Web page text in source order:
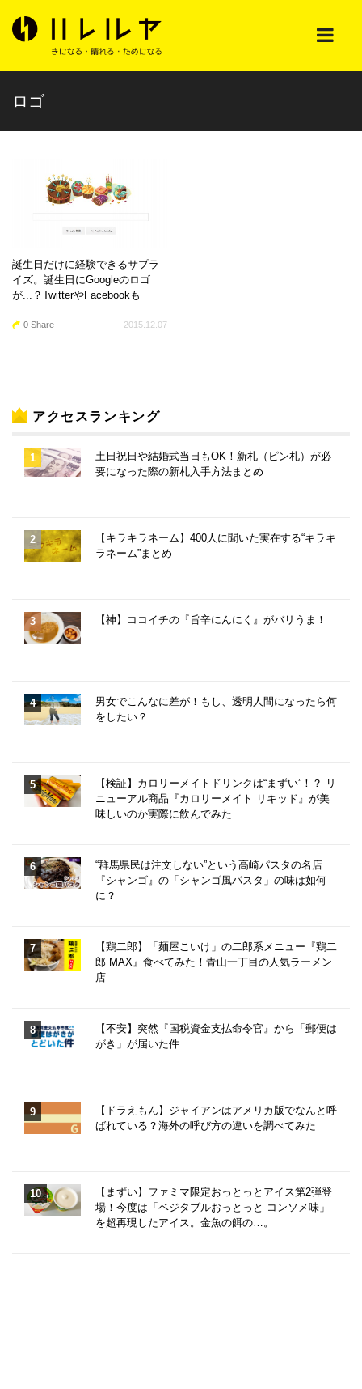
ロゴ
誕生日だけに経験できるサプラ
イズ。誕生日にGoogleのロゴ
が...？TwitterやFacebookも
0 Share 2015.12.07
アクセスランキング
土日祝日や結婚式当日もOK！新札（ピン札）が必
要になった際の新札入手方法まとめ
【キラキラネーム】400人に聞いた実在する“キラキ
ラネーム”まとめ
【神】ココイチの『旨辛にんにく』がバリうま！
男女でこんなに差が！もし、透明人間になったら何
をしたい？
【検証】カロリーメイトドリンクは“まずい”！？ リ
ニューアル商品『カロリーメイト リキッド』が美
味しいのか実際に飲んでみた
“群馬県民は注文しない”という高崎パスタの名店
『シャンゴ』の「シャンゴ風パスタ」の味は如何
に？
【鶏二郎】「麺屋こいけ」の二郎系メニュー『鶏二
郎 MAX』食べてみた！青山一丁目の人気ラーメン
店
【不安】突然『国税資金支払命令官』から「郵便は
がき」が届いた件
【ドラえもん】ジャイアンはアメリカ版でなんと呼
ばれている？海外の呼び方の違いを調べてみた
【まずい】ファミマ限定おっとっとアイス第2弾登
場！今度は「ベジタブルおっとっと コンソメ味」
を超再現したアイス。金魚の餌の…。